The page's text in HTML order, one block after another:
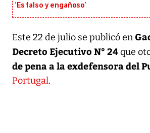
‘Es falso y engañoso’
Este 22 de julio se publicó en
Decreto Ejecutivo N° 24que
de pena a la exdefensora del
Portugal.